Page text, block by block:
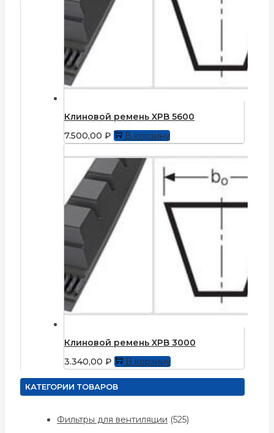
Клиновой ремень XPB 5600
7.500,00 ₽ В корзину
Клиновой ремень XPB 3000
3.340,00 ₽ В корзину
КАТЕГОРИИ ТОВАРОВ
Фильтры для вентиляции (525)